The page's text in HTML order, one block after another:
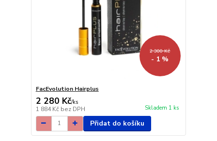
2 300 Kč
- 1 %
FacEvolution Hairplus
2 280 Kč/ks
1 884 Kč bez DPH Skladem 1 ks
Přidat do košíku